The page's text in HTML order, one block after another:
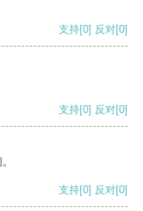
支持[0] 反对[0]
支持[0] 反对[0]
支持[0] 反对[0]